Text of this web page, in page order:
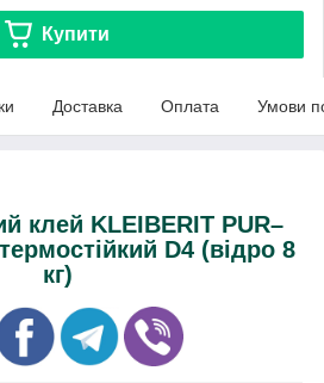
Купити
Доставка Оплата Умови
клей KLEIBERIT PUR–
D4 (відро 8
кг)